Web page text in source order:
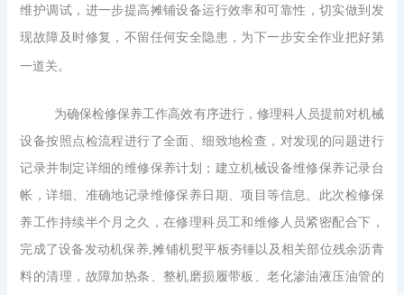
维护调试，进一步提高摊铺设备运行效率和可靠性，切实做到发
现故障及时修复 ，不留任何安全隐患， 为下一步安全作业把好第
一道关。
为确保检修保养工作高效有序进行，修理科人员提前对机械
设备按照点检流程进行了全面、细致地检查，对发现的问题进行
记录并制定详细的维修保养计划；建立机械设备维修保养记录台
帐，详细、准确地记录维修保养日期、项目等信息。此次检修保
养工作持续半个月之久，在修理科员工和维修人员紧密配合下，
完成了设备发动机保养,摊铺机熨平板夯锤以及相关部位残余沥青
料的清理，故障加热条、整机磨损履带板、老化渗油液压油管的